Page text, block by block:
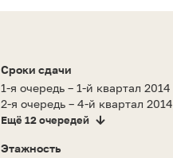
Сроки сдачи
1-я очередь – 1-й квартал 2014
2-я очередь – 4-й квартал 2014
Ещё 12 очередей
Этажность